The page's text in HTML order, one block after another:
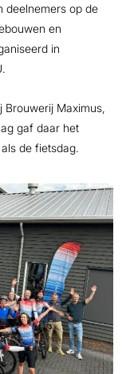
deelnemers op de
en
in
Maximus,
gaf daar het
de fietsdag.